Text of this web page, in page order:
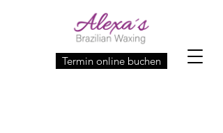
Termin online buchen